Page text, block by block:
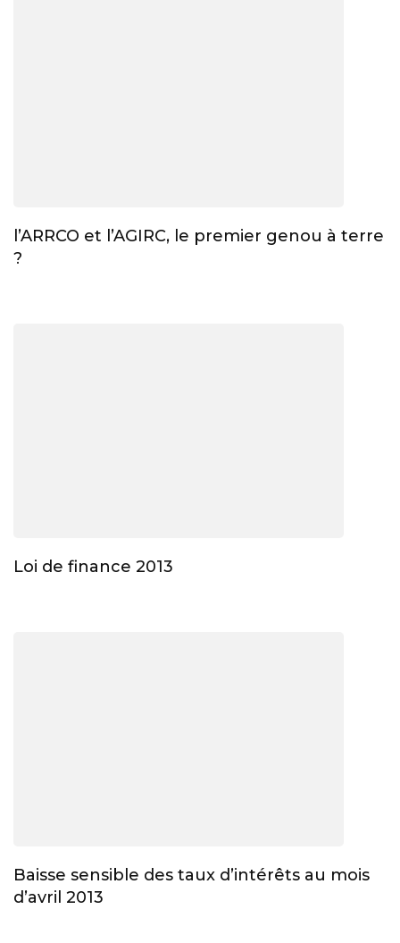
l’ARRCO et l’AGIRC, le premier genou à terre
?
Loi de finance 2013
Baisse sensible des taux d’intérêts au mois
d’avril 2013